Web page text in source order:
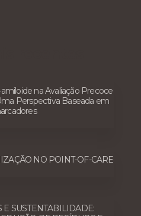
na Avaliação Precoce
Perspectiva Baseada em
NO POINT-OF-CARE
E SUSTENTABILIDADE: